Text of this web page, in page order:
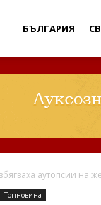
Дебати
БЪЛГАРИЯ
аутопсии на
Топновина